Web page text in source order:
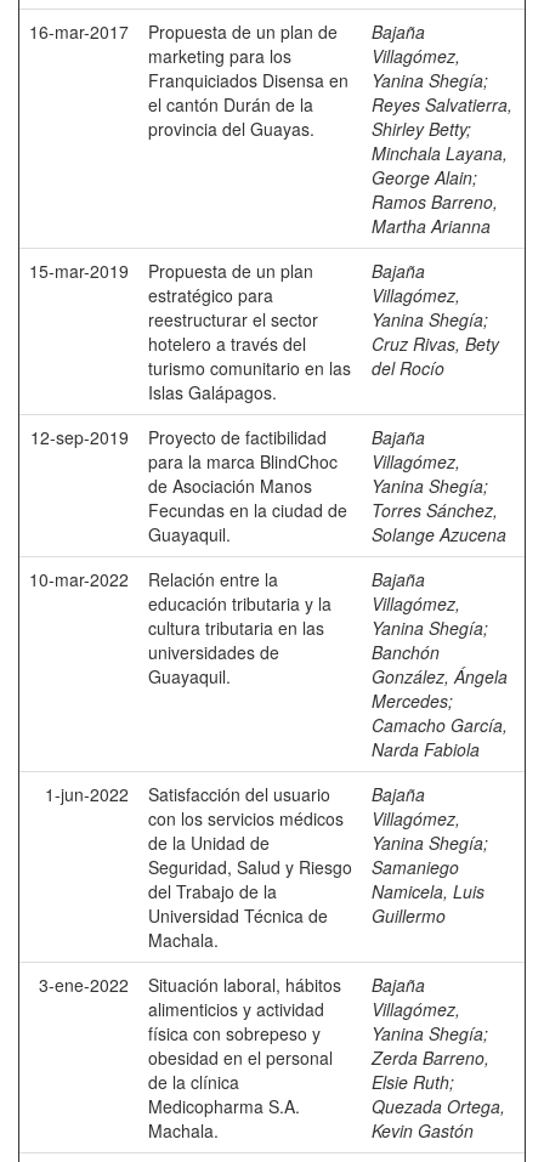
16-mar-2017
Propuesta de un plan de
marketing para los
Franquiciados Disensa en
el cantón Durán de la
provincia del Guayas.
Bajaña
Villagómez,
Yanina Shegía;
Reyes Salvatierra,
Shirley Betty;
Minchala Layana,
George Alain;
Ramos Barreno,
Martha Arianna
15-mar-2019
Propuesta de un plan
estratégico para
reestructurar el sector
hotelero a través del
turismo comunitario en las
Islas Galápagos.
Bajaña
Villagómez,
Yanina Shegía;
Cruz Rivas, Bety
del Rocío
12-sep-2019
Proyecto de factibilidad
para la marca BlindChoc
de Asociación Manos
Fecundas en la ciudad de
Guayaquil.
Bajaña
Villagómez,
Yanina Shegía;
Torres Sánchez,
Solange Azucena
10-mar-2022
Relación entre la
educación tributaria y la
cultura tributaria en las
universidades de
Guayaquil.
Bajaña
Villagómez,
Yanina Shegía;
Banchón
González, Ángela
Mercedes;
Camacho García,
Narda Fabiola
1-jun-2022
Satisfacción del usuario
con los servicios médicos
de la Unidad de
Seguridad, Salud y Riesgo
del Trabajo de la
Universidad Técnica de
Machala.
Bajaña
Villagómez,
Yanina Shegía;
Samaniego
Namicela, Luis
Guillermo
3-ene-2022
Situación laboral, hábitos
alimenticios y actividad
física con sobrepeso y
obesidad en el personal
de la clínica
Medicopharma S.A.
Machala.
Bajaña
Villagómez,
Yanina Shegía;
Zerda Barreno,
Elsie Ruth;
Quezada Ortega,
Kevin Gastón